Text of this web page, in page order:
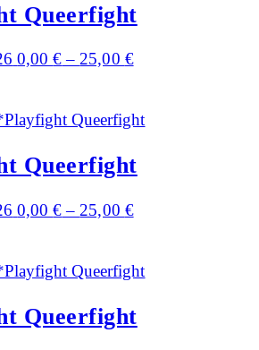
Queerfight
0,00€–25,00 €
Queerfight
0,00€– 25,00 €
Queerfight